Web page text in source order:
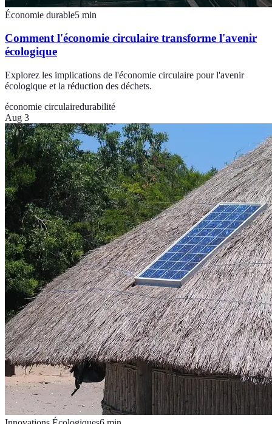
Économie durable5 min
Comment l'économie circulaire transforme l'avenir
écologique
Explorez les implications de l'économie circulaire pour l'avenir
écologique et la réduction des déchets.
économie circulairedurabilité
Aug 3